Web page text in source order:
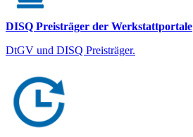
DISQ Preisträger der Werkstattportale
DtGV und DISQ Preisträger.